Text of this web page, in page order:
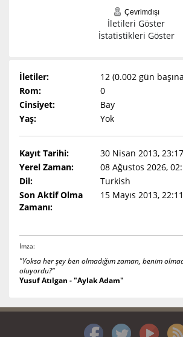
Çevrimdışı
İletileri Göster
İstatistikleri Göster
İletiler:
12 (0.002 gün
Rom:
0
Cinsiyet:
Bay
Yaş:
Yok
Kayıt Tarihi:
30 Nisan 2013,
Yerel Zaman:
08 Ağustos 2026,
Dil:
Turkish
Son Aktif Olma
Zamanı:
15 Mayıs 2013,
İmza:
"Yoksa her şey ben olmadığım zaman, benim
oluyordu?"
Yusuf Atılgan - "Aylak Adam"